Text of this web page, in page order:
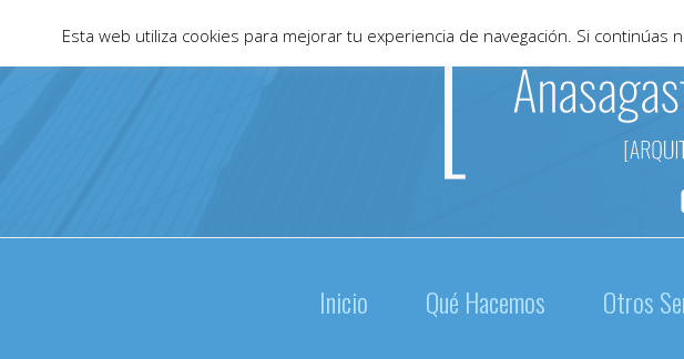
content
Inicio Qué Hacemos Otros
Esta web utiliza cookies para mejorar tu experiencia de navegación. Si